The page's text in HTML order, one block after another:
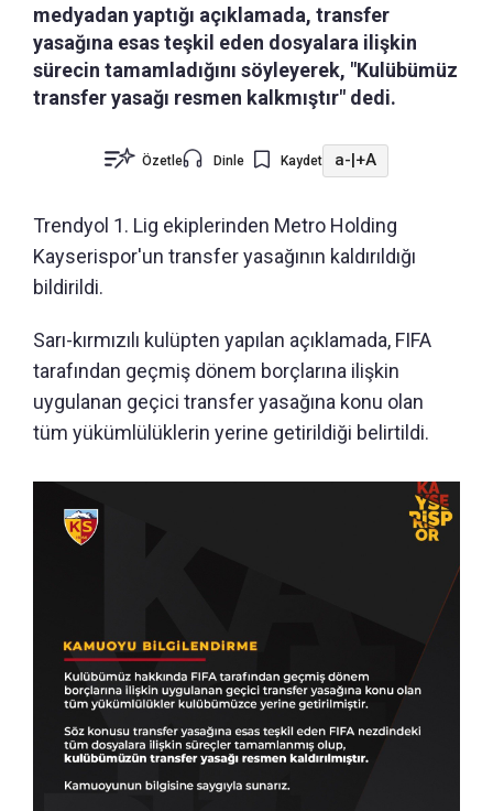
medyadan yaptığı açıklamada, transfer
yasağına esas teşkil eden dosyalara ilişkin
sürecin tamamladığını söyleyerek, "Kulübümüz
transfer yasağı resmen kalkmıştır" dedi.
Özetle Dinle Kaydet a-|+A
Trendyol 1. Lig ekiplerinden Metro Holding
Kayserispor'un transfer yasağının kaldırıldığı
bildirildi.
Sarı-kırmızılı kulüpten yapılan açıklamada, FIFA
tarafından geçmiş dönem borçlarına ilişkin
uygulanan geçici transfer yasağına konu olan
tüm yükümlülüklerin yerine getirildiği belirtildi.